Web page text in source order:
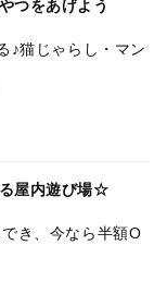
つをあげよう
♪猫じゃらし・マン
屋内遊び場☆
き、今なら半額O